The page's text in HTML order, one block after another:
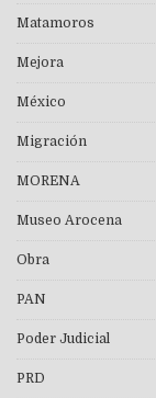
Matamoros
Mejora
México
Migración
MORENA
Museo Arocena
Obra
PAN
Poder Judicial
PRD